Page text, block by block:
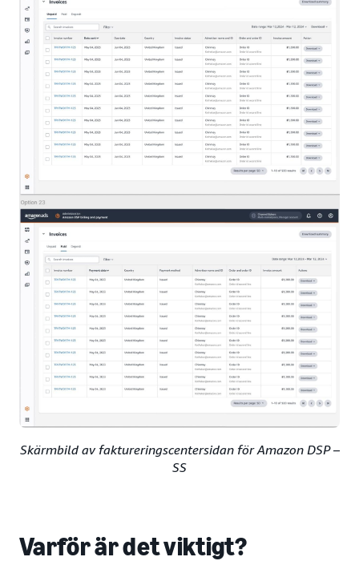
Skärmbild av faktureringscentersidan för Amazon DSP –
SS
Varför är det viktigt?